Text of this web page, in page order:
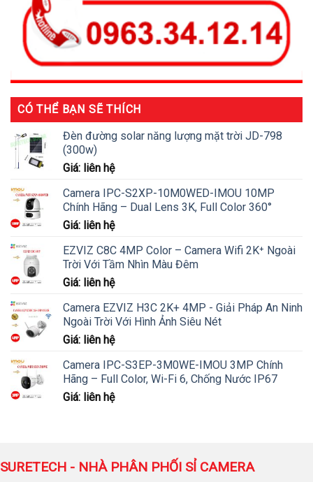
CÓ THỂ BẠN SẼ THÍCH
Đèn đường solar năng lượng mặt trời JD-798
(300w)
Giá: liên hệ
Camera IPC-S2XP-10M0WED-IMOU 10MP
Chính Hãng – Dual Lens 3K, Full Color 360°
Giá: liên hệ
EZVIZ C8C 4MP Color – Camera Wifi 2K⁺ Ngoài
Trời Với Tầm Nhìn Màu Đêm
Giá: liên hệ
Camera EZVIZ H3C 2K+ 4MP - Giải Pháp An Ninh
Ngoài Trời Với Hình Ảnh Siêu Nét
Giá: liên hệ
Camera IPC-S3EP-3M0WE-IMOU 3MP Chính
Hãng – Full Color, Wi-Fi 6, Chống Nước IP67
Giá: liên hệ
SURETECH - NHÀ PHÂN PHỐI SỈ CAMERA